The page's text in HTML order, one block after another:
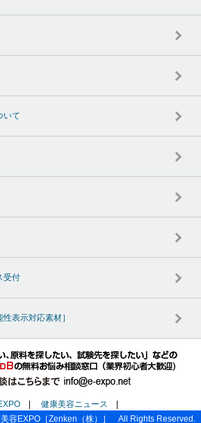
いて
受付
表示対応素材］
| 健康美容ニュース
|
容EXPO ［Zenken（株）］ All Rights Reserved.